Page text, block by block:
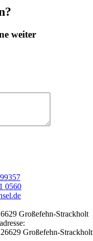
weiter
0560
Großefehn-Strackholt
Großefehn-Strackholt